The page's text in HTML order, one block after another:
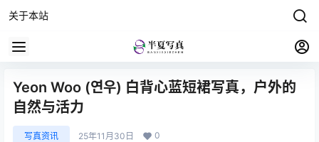
关于本站
Yeon Woo (연우) 白背心蓝短裙写真，户外的
自然与活力
写真资讯 25年11月30日 0